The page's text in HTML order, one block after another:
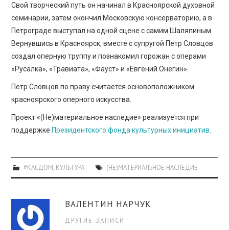
Свой творческий путь он начинал в Красноярской духовной
семинарии, затем окончил Московскую консерваторию, а в
Петрограде выступал на одной сцене с самим Шаляпиным.
Вернувшись в Красноярск, вместе с супругой Петр Словцов
создал оперную труппу и познакомил горожан с операми
«Русалка», «Травиата», «Фауст» и «Евгений Онегин».
Петр Словцов по праву считается основоположником
красноярского оперного искусства.
Проект «(Не)материальное наследие» реализуется при
поддержкеПрезидентского фонда культурных инициатив
#КАСДОМ КУЛЬТУРА (НЕ)МАТЕРИАЛЬНОЕ НАСЛЕДИЕ
ВАЛЕНТИН НАРЧУК
ДРУГИЕ ЗАПИСИ